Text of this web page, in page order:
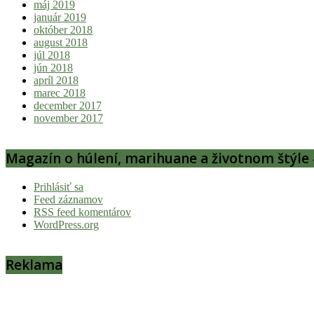
máj 2019
január 2019
október 2018
august 2018
júl 2018
jún 2018
apríl 2018
marec 2018
december 2017
november 2017
Magazín o húlení, marihuane a životnom štýle
Prihlásiť sa
Feed záznamov
RSS feed komentárov
WordPress.org
Reklama